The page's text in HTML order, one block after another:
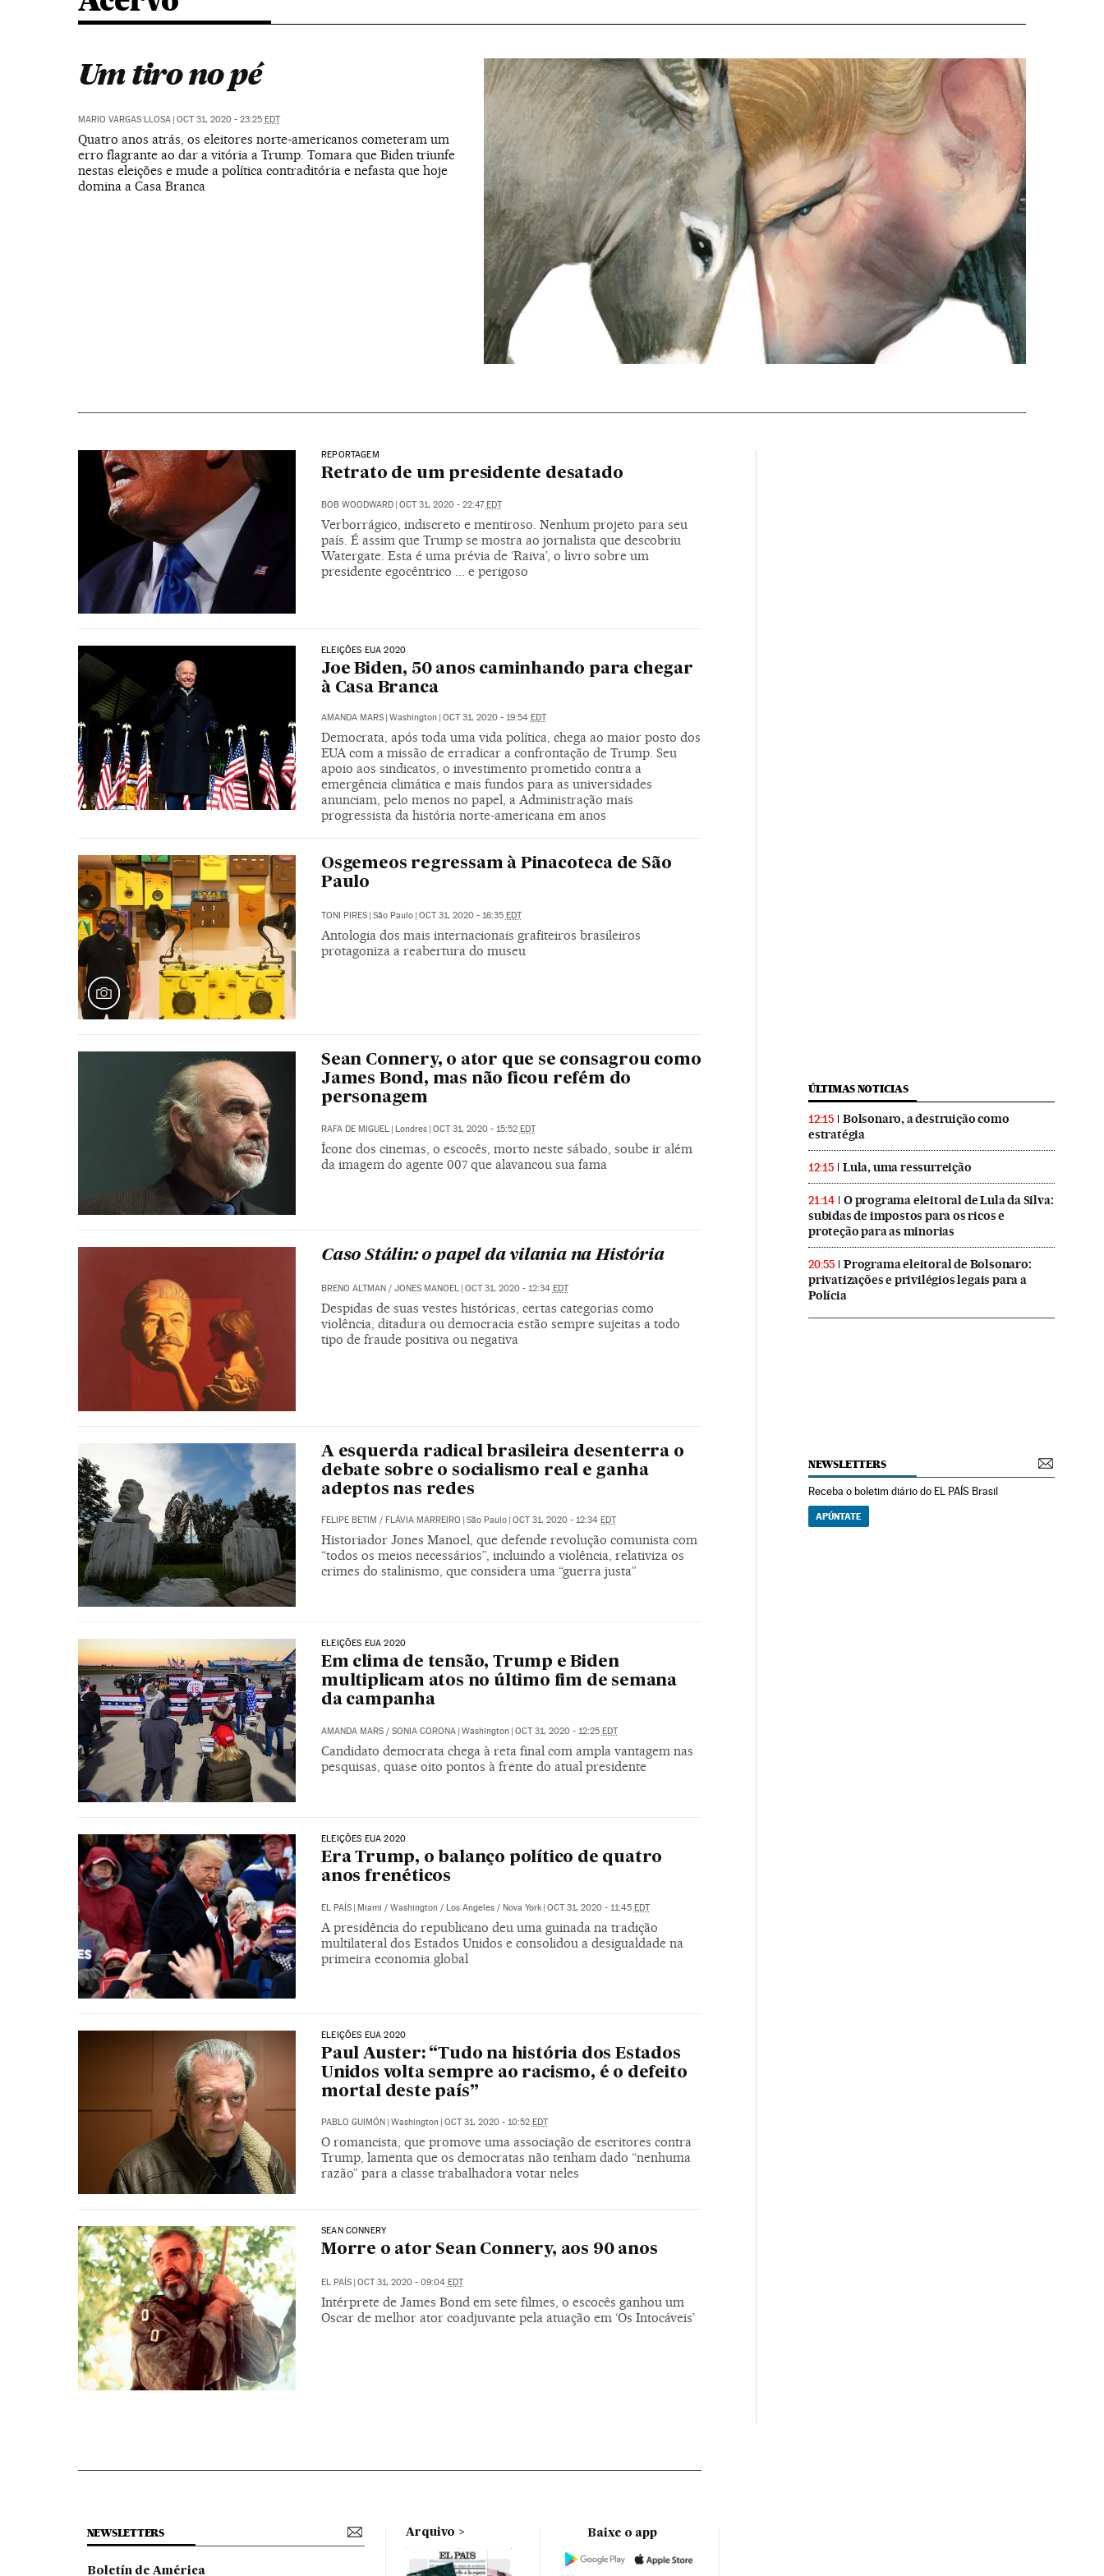
Um tiro no pé
MARIO VARGAS LLOSA | OCT 31, 2020 - 23:25 EDT
Quatro anos atrás, os eleitores norte-americanos cometeram um
erro flagrante ao dar a vitória a Trump. Tomara que Biden triunfe
nestas eleições e mude a política contraditória e nefasta que hoje
domina a Casa Branca
REPORTAGEM
Retrato de um presidente desatado
BOB WOODWARD | OCT 31, 2020 - 22:47EDT
Verborrágico, indiscreto e mentiroso. Nenhum projeto para seu
país. É assim que Trump se mostra ao jornalista que descobriu
Watergate. Esta é uma prévia de ‘Raiva’, o livro sobre um
presidente egocêntrico ... e perigoso
ELEIÇÕES EUA 2020
Joe Biden, 50 anos caminhando para chegar
à Casa Branca
AMANDA MARS Washington OCT 31, 2020 - 19:54 EDT
Democrata, após toda uma vida política, chega ao maior posto dos
EUA com a missão de erradicar a confrontação de Trump. Seu
apoio aos sindicatos, o investimento prometido contra a
emergência climática e mais fundos para as universidades
anunciam, pelo menos no papel, a Administração mais
progressista da história norte-americana em anos
Osgemeos regressam à Pinacoteca de São
Paulo
TONI PIRES | São Paulo | OCT 31, 2020 - 16:35 EDT
Antologia dos mais internacionais grafiteiros brasileiros
protagoniza a reabertura do museu
Sean Connery, o ator que se consagrou como
James Bond, mas não ficou refém do
personagem
RAFA DE MIGUEL Londres OCT 31, 2020 - 15:52 EDT
Ícone dos cinemas, o escocês, morto neste sábado, soube ir além
da imagem do agente 007 que alavancou sua fama
Caso Stálin: o papel da vilania na História
BRENO ALTMAN / JONES MANOEL | OCT 31, 2020 - 12:34 EDT
Despidas de suas vestes históricas, certas categorias como
violência, ditadura ou democracia estão sempre sujeitas a todo
tipo de fraude positiva ou negativa
A esquerda radical brasileira desenterra o
debate sobre o socialismo real e ganha
adeptos nas redes
FELIPE BETIM / FLÁVIA MARREIRO São Paulo OCT 31, 2020 - 12:34 EDT
Historiador Jones Manoel, que defende revolução comunista com
“todos os meios necessários”, incluindo a violência, relativiza os
crimes do stalinismo, que considera uma “guerra justa”
ELEIÇÕES EUA 2020
Em clima de tensão, Trump e Biden
multiplicam atos no último fim de semana
da campanha
AMANDA MARS/ SONIA CORONA | Washington | OCT 31, 2020 - 12:25 EDT
Candidato democrata chega à reta final com ampla vantagem nas
pesquisas, quase oito pontos à frente do atual presidente
ELEIÇÕES EUA 2020
Era Trump, o balanço político de quatro
anos frenéticos
EL PAÍS Miami / Washington / Los Angeles / Nova York OCT 31, 2020 - 11:45 EDT
A presidência do republicano deu uma guinada na tradição
multilateral dos Estados Unidos e consolidou a desigualdade na
primeira economia global
ELEIÇÕES EUA 2020
Paul Auster: “Tudo na história dos Estados
Unidos volta sempre ao racismo, é o defeito
mortal deste país”
PABLO GUIMÓN | Washington | OCT 31, 2020 - 10:52 EDT
O romancista, que promove uma associação de escritores contra
Trump, lamenta que os democratas não tenham dado “nenhuma
razão” para a classe trabalhadora votar neles
SEAN CONNERY
Morre o ator Sean Connery, aos 90 anos
EL PAÍS OCT 31, 2020 - 09:04 EDT
Intérprete de James Bond em sete filmes, o escocês ganhou um
Oscar de melhor ator coadjuvante pela atuação em ‘Os Intocáveis’
ÚLTIMAS NOTICIAS
12:15
Bolsonaro, a destruição como
estratégia
12:15 Lula, uma ressurreição
21:14
O programa eleitoral de Lula da Silva:
subidas de impostos para os ricos e
proteção para as minorias
20:55
Programa eleitoral de Bolsonaro:
privatizações e privilégios legais para a
Polícia
NEWSLETTERS
Receba o boletim diário do EL PAÍS Brasil
APÚNTATE
NEWSLETTERS
Boletín de América
Arquivo Baixe o app